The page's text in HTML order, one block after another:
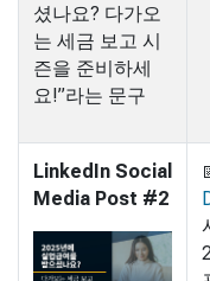
셨나요? 다가오
는 세금 보고 시
즌을 준비하세
요!”라는 문구
LinkedIn Social
Media Post #2